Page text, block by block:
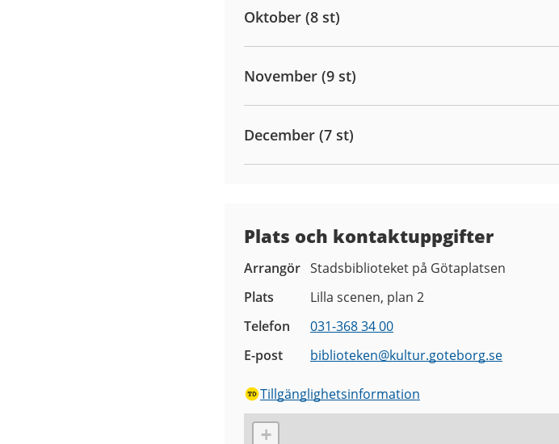
Oktober (8 st)
November (9 st)
December (7 st)
Plats och kontaktuppgifter
Arrangör Stadsbiblioteket på Götaplatsen
Plats
Lilla scenen, plan 2
Telefon
031-368 34 00
E-post
biblioteken@kultur.goteborg.se
Tillgänglighetsinformation
+